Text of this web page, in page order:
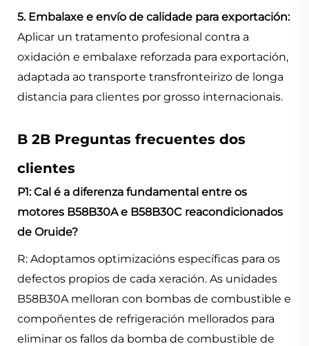
5. Embalaxe e envío de calidade para exportación:
Aplicar un tratamento profesional contra a
oxidación e embalaxe reforzada para exportación,
adaptada ao transporte transfronteirizo de longa
distancia para clientes por grosso internacionais.
B 2B Preguntas frecuentes dos
clientes
P1: Cal é a diferenza fundamental entre os
motores B58B30A e B58B30C reacondicionados
de Oruide?
R: Adoptamos optimizacións específicas para os
defectos propios de cada xeración. As unidades
B58B30A melloran con bombas de combustible e
compoñentes de refrigeración mellorados para
eliminar os fallos da bomba de combustible de